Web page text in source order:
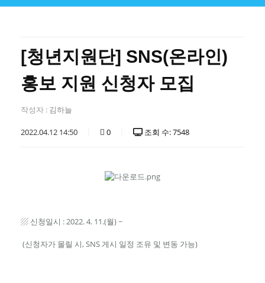
[청년지원단] SNS(온라인)
홍보 지원 신청자 모집
작성자 : 김하늘
2022.04.12 14:50 0 조회 수: 7548
▨ 신청일시 : 2022. 4. 11.(월) ~
(신청자가 몰릴 시, SNS 게시 일정 조유 및 변동 가능)